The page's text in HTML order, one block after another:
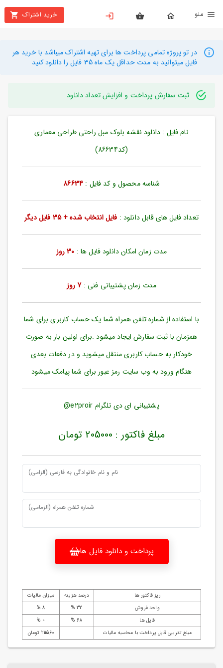
خرید اشتراک
بستن
محصولات
تهیه
راهنما
دانلود
ورود
به
بازیابی
رمز
مندی
ها
در تو پروژه تمامی پرداخت ها برای تهیه اشتراک میباشد با خرید هر
فایل میتوانید به مدت حداقل یک ماه 35 فایل را دانلود کنید
ثبت سفارش پرداخت و افزایش تعداد دانلود
نام فایل : دانلود نقشه بلوک مبل راحتی طراحی معماری
(کد86634)
شناسه محصول و کد فایل : 86634
تعداد فایل های قابل دانلود : فایل انتخاب شده + 35 فایل دیگر
مدت زمان امکان دانلود فایل ها : 30 روز
مدت زمان پشتیبانی فنی :7 روز
با استفاده از شماره تلفن همراه شما یک حساب کاربری برای شما
همزمان با ثبت سفارش ایجاد میشود .برای اولین بار به صورت
خودکار به حساب کاربری منتقل میشوید و در دفعات بعدی
هنگام ورود به وب سایت رمز عبور برای شما پیامک میشود
پشتیبانی ای دی تلگرام e2proir@
مبلغ فاکتور : 205000 تومان
نام و نام خانوادگی به فارسی (الزامی)
شماره تلفن همراه (الزمامی)
پرداخت و دانلود فایل ها
ریز فاکتور ها درصد هزینه
میزان مالیات
واحد فروش
32 %
8 %
فایل ها
68 %
0 %
مبلغ تقریبی قابل پرداخت با محاسبه مالیات
211560 تومان